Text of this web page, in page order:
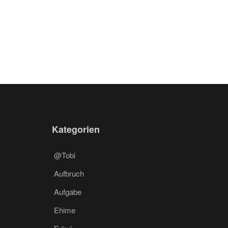
Kategorien
@Tobi
Aufbruch
Aufgabe
Ehime